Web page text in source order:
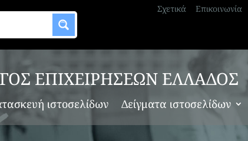
Σχετικά Επικοινωνία
ΕΠΙΧΕΙΡΗΣΕΩΝ ΕΛΛΑΔΟΣ
ιστοσελίδων Δείγματα ιστοσελίδων